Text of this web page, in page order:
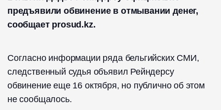
предъявили обвинение в отмывании денег,
сообщает prosud.kz.
Согласно информации ряда бельгийских СМИ,
следственный судья объявил Рейндерсу
обвинение еще 16 октября, но публично об этом
не сообщалось.